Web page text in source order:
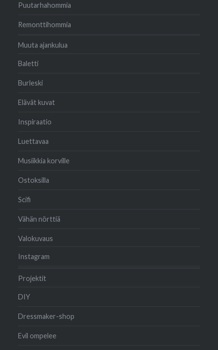
Puutarhahommia
Remonttihommia
Muuta ajankulua
Baletti
Burleski
Elävät kuvat
Inspiraatio
Luettavaa
Musiikkia korville
Ostoksilla
Scifi
Vähän nörttiä
Valokuvaus
Instagram
Projektit
DIY
Dressmaker-shop
Evil ompelee